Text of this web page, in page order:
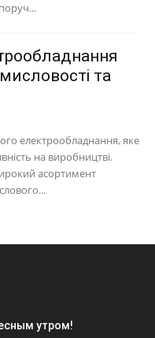
та
електрообладнання, яке
на виробництві.
асортимент
утром!